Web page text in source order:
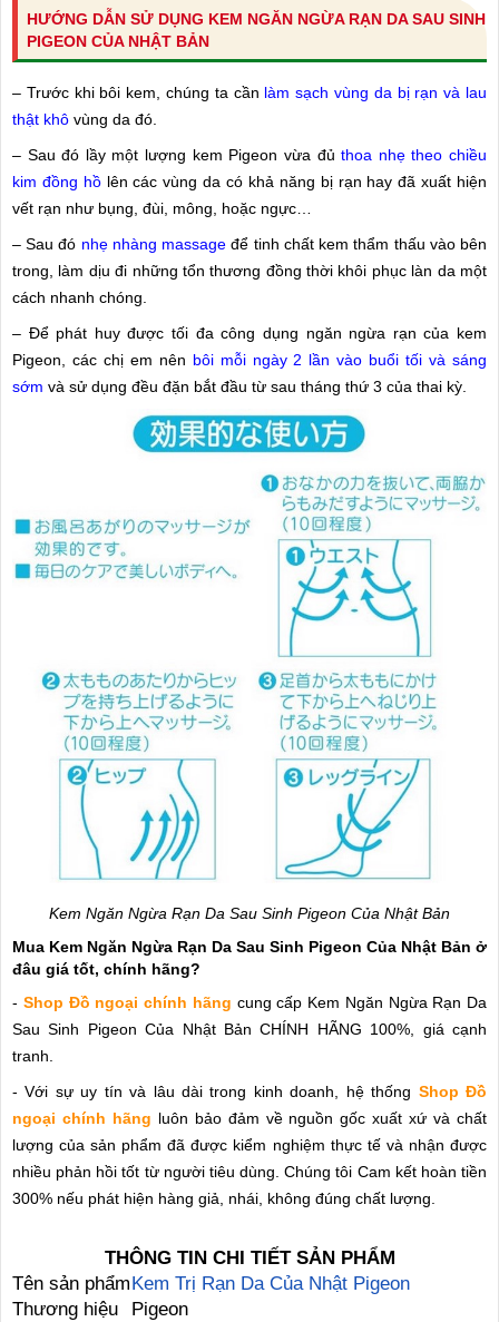
HƯỚNG DẪN SỬ DỤNG KEM NGĂN NGỪA RẠN DA SAU SINH
PIGEON CỦA NHẬT BẢN
– Trước khi bôi kem, chúng ta cần làm sạch vùng da bị rạn và lau
thật khô vùng da đó.
– Sau đó lầy một lượng kem Pigeon vừa đủthoa nhẹ theo chiều
kim đồng hồlên các vùng da có khả năng bị rạn hay đã xuất hiện
vết rạn như bụng, đùi, mông, hoặc ngực…
– Sau đó nhẹ nhàng massage để tinh chất kem thẩm thấu vào bên
trong, làm dịu đi những tổn thương đồng thời khôi phục làn da một
cách nhanh chóng.
– Để phát huy được tối đa công dụng ngăn ngừa rạn của kem
Pigeon, các chị em nên bôi mỗi ngày 2 lần vào buổi tối và sáng
sớm và sử dụng đều đặn bắt đầu từ sau tháng thứ 3 của thai kỳ.
Kem Ngăn Ngừa Rạn Da Sau Sinh Pigeon Của Nhật Bản
Mua Kem Ngăn Ngừa Rạn Da Sau Sinh Pigeon Của Nhật Bản ở
đâu giá tốt, chính hãng?
- Shop Đồ ngoại chính hãng cung cấp Kem Ngăn Ngừa Rạn Da
Sau Sinh Pigeon Của Nhật Bản CHÍNH HÃNG 100%, giá cạnh
tranh.
- Với sự uy tín và lâu dài trong kinh doanh, hệ thống Shop Đồ
ngoại chính hãng luôn bảo đảm về nguồn gốc xuất xứ và chất
lượng của sản phẩm đã được kiểm nghiệm thực tế và nhận được
nhiều phản hồi tốt từ người tiêu dùng. Chúng tôi Cam kết hoàn tiền
300% nếu phát hiện hàng giả, nhái, không đúng chất lượng.
THÔNG TIN CHI TIẾT SẢN PHẨM
Tên sản phẩmKem Trị Rạn Da Của Nhật Pigeon
Thương hiệu
Pigeon